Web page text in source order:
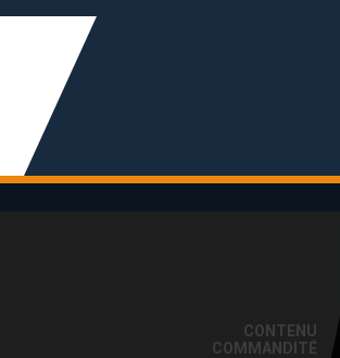
CONTENU
COMMANDITÉ